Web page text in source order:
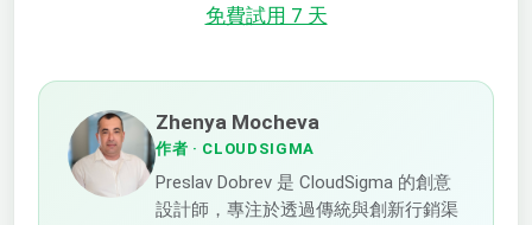
免費試用 7 天
Zhenya Mocheva
作者 · CLOUDSIGMA
Preslav Dobrev 是 CloudSigma 的創意
設計師，專注於透過傳統與創新行銷渠